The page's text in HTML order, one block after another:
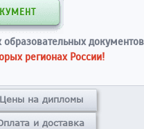
документов
регионах России!
Цены на дипломы
и доставка